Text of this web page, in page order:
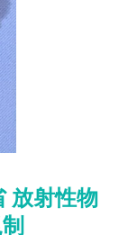
放射性物